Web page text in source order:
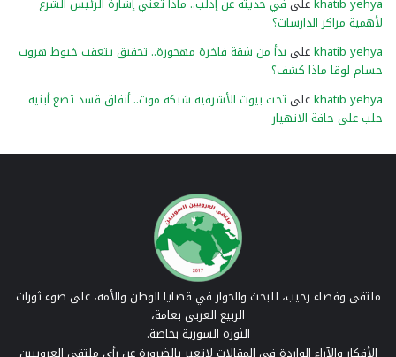
لأهمية مراكز الدارسات؟
khatib yehyaعلى بدأ من شقة فاخرة مهجورة.. تحقيق يتعقب خيوط هروب
حسام لوقا ماذا كشف؟
khatib yehyaعلى تحت بيوت الأشرفية شبكة موت.. أنفاق قسد تضع أبنية
حلب على حافة الانهيار
ملتقى وفضاء رحيب، للبحث والحوار في قضايا الوطن والأمة، على ضوء ثورات
الربيع العربي بعامة،
الثورة السورية بخاصة.